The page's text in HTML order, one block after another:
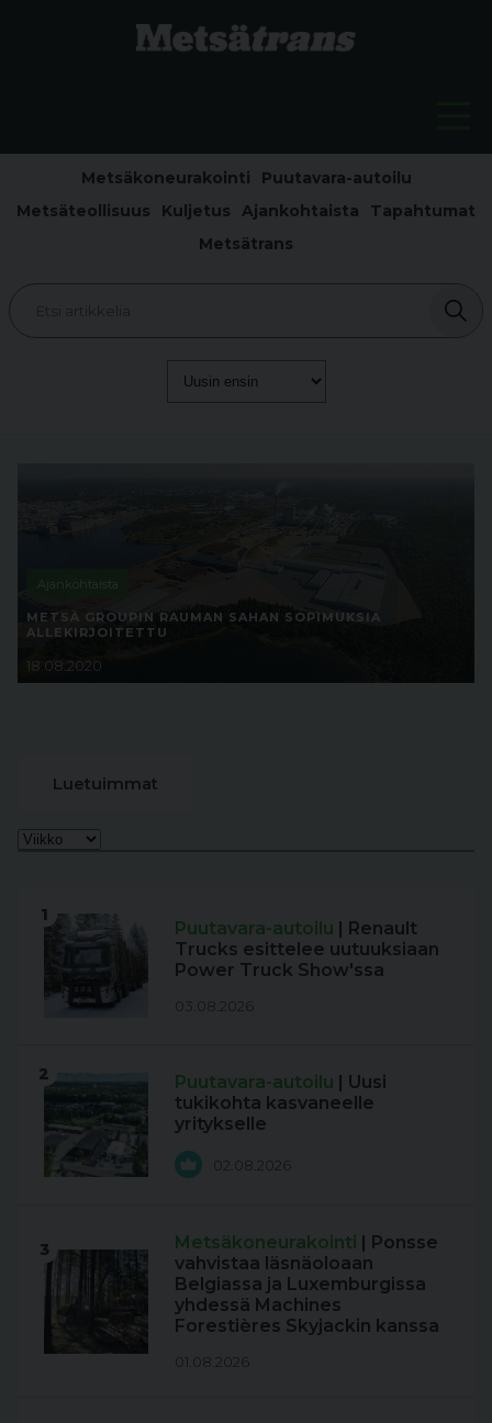
Metsäkoneurakointi
Puutavara-autoilu
Metsäteollisuus
Kuljetus Ajankohtaista
Tapahtumat
Metsätrans
Ajankohtaista
METSÄ GROUPIN RAUMAN SAHAN SOPIMUKSIA
ALLEKIRJOITETTU
18.08.2020
Luetuimmat
1
Puutavara-autoilu | Renault
Trucks esittelee uutuuksiaan
Power Truck Show'ssa
03.08.2026
2 Puutavara-autoilu | Uusi
tukikohta kasvaneelle
yritykselle
02.08.2026
3 Metsäkoneurakointi | Ponsse
vahvistaa läsnäoloaan
Belgiassa ja Luxemburgissa
yhdessä Machines
Forestières Skyjackin kanssa
01.08.2026